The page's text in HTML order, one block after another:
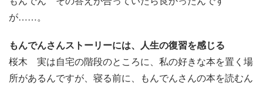
が……。
もんでんさんストーリーには、人生の復習を感じる
桜木 実は自宅の階段のところに、私の好きな本を置く場
所があるんですが、寝る前に、もんでんさんの本を読むん